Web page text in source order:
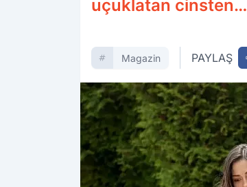
uçuklatan cinsten…
Magazin PAYLAŞ